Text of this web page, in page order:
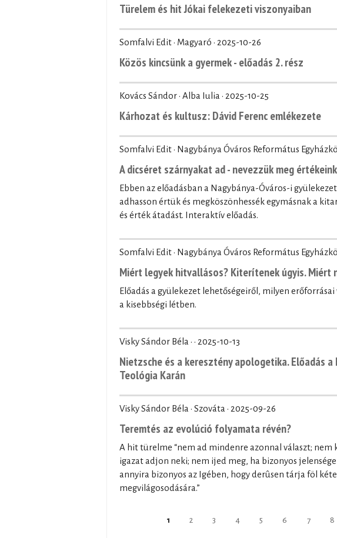
Türelem és hit Jókai felekezeti viszonyaiban
Somfalvi Edit · Magyaró · 2025-10-26
Közös kincsünk a gyermek - előadás 2. rész
Kovács Sándor · Alba Iulia · 2025-10-25
Kárhozat és kultusz: Dávid Ferenc emlékezete
Somfalvi Edit · Nagybánya Óváros Református
A dicséret szárnyakat ad - nevezzük meg
Ebben az előadásban a Nagybánya-Óváros-i
adhasson értük és megköszönhessék egymásnak a
és érték átadást. Interaktív előadás.
Somfalvi Edit · Nagybánya Óváros Református
Miért legyek hitvallásos? Kiterítenek úgyis.
Előadás a gyülekezet lehetőségeiről, milyen
a kisebbségi létben.
Visky Sándor Béla · · 2025-10-13
Nietzsche és a keresztény apologetika. Előadás
Teológia Karán
Visky Sándor Béla · Szováta · 2025-09-26
Teremtés az evolúció folyamata révén?
A hit türelme “nem ad mindenre azonnal választ;
igazat adjon neki; nem ijed meg, ha bizonyos
annyira bizonyos az Igében, hogy derûsen tárja föl
megvilágosodására.”
1 2 3 4 5 6 7 8